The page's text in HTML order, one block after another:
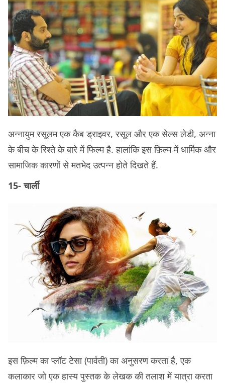
अन्नायुम रसूलम एक कैब ड्राइवर, रसूल और एक सेल्स लेडी, अन्ना
के बीच के रिश्ते के बारे में फिल्म है. हालांकि इस फ़िल्म में धार्मिक और
सामाजिक कारणों से मतभेद उत्पन्न होते दिखते हैं.
15- चार्ली
इस फ़िल्म का प्लॉट टेसा (पार्वती) का अनुसरण करता है, एक
कलाकार जो एक हास्य पुस्तक के लेखक की तलाश में यात्रा करता